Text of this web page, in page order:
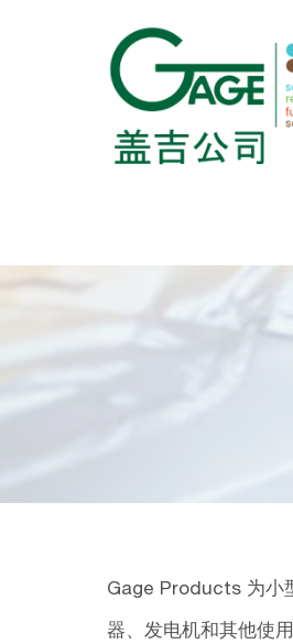
Gage Products 为小
器、发电机和其他使